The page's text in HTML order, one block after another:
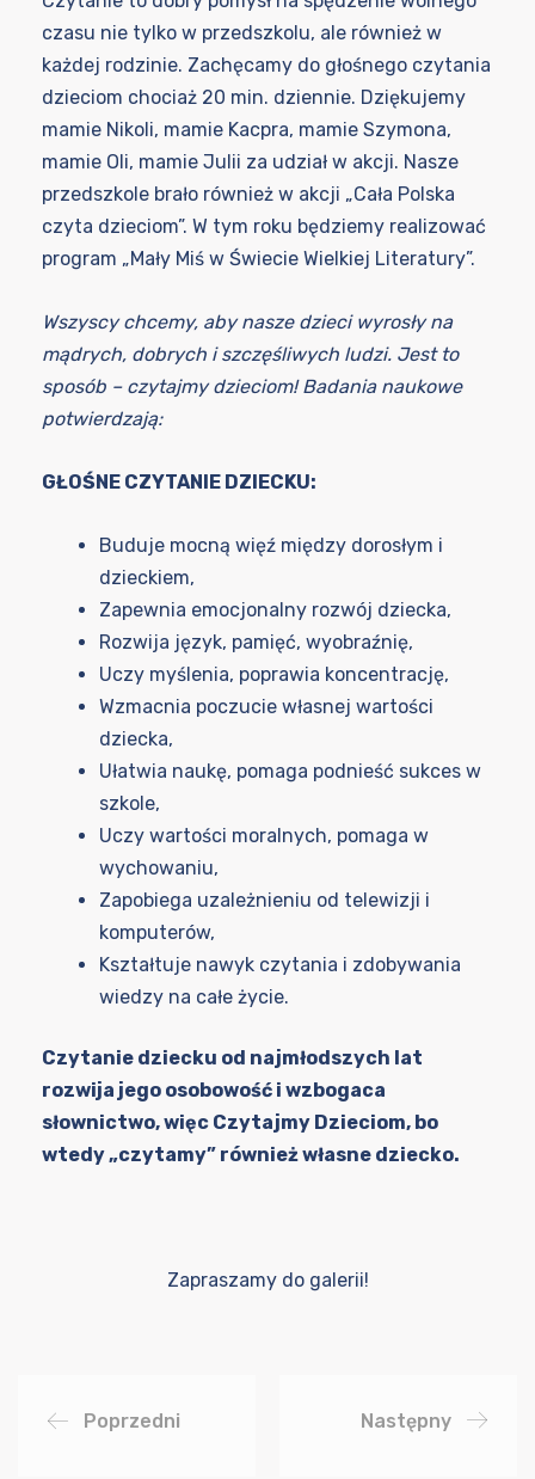
czasu nie tylko w przedszkolu, ale również w
każdej rodzinie. Zachęcamy do głośnego czytania
dzieciom chociaż 20 min. dziennie. Dziękujemy
mamie Nikoli, mamie Kacpra, mamie Szymona,
mamie Oli, mamie Julii za udział w akcji. Nasze
przedszkole brało również w akcji „Cała Polska
czyta dzieciom”. W tym roku będziemy realizować
program „Mały Miś w Świecie Wielkiej Literatury”.
Wszyscy chcemy, aby nasze dzieci wyrosły na
mądrych, dobrych i szczęśliwych ludzi. Jest to
sposób – czytajmy dzieciom! Badania naukowe
potwierdzają:
GŁOŚNE CZYTANIE DZIECKU:
Buduje mocną więź między dorosłym i
dzieckiem,
Zapewnia emocjonalny rozwój dziecka,
Rozwija język, pamięć, wyobraźnię,
Uczy myślenia, poprawia koncentrację,
Wzmacnia poczucie własnej wartości
dziecka,
Ułatwia naukę, pomaga podnieść sukces w
szkole,
Uczy wartości moralnych, pomaga w
wychowaniu,
Zapobiega uzależnieniu od telewizji i
komputerów,
Kształtuje nawyk czytania i zdobywania
wiedzy na całe życie.
Czytanie dziecku od najmłodszych lat
rozwija jego osobowość i wzbogaca
słownictwo, więc Czytajmy Dzieciom, bo
wtedy „czytamy” również własne dziecko.
Zapraszamy do galerii!
Poprzedni Następny